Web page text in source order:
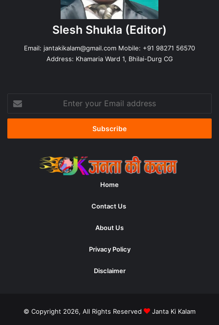
Slesh Shukla (Editor)
Email: jantakikalam@gmail.com Mobile: +91 98271 56570
Address: Khamaria Ward 1, Bhilai-Durg CG
your
Email
Home
Contact Us
About Us
Privacy Policy
Disclaimer
© Copyright 2026, All Rights Reserved Janta Ki Kalam